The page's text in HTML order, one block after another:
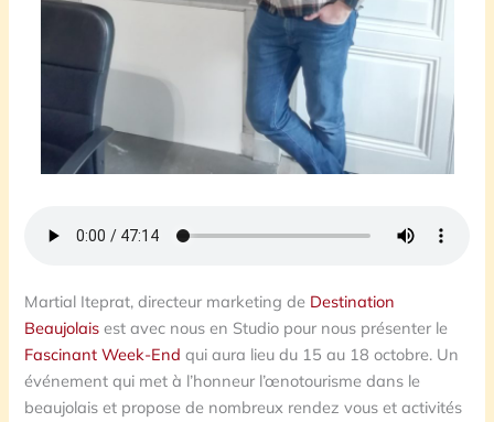
Martial Iteprat, directeur marketing de Destination
Beaujolais est avec nous en Studio pour nous présenter le
Fascinant Week-End qui aura lieu du 15 au 18 octobre. Un
événement qui met à l’honneur l’œnotourisme dans le
beaujolais et propose de nombreux rendez vous et activités